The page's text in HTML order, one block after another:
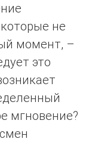
не
момент, –
это
мгновение?